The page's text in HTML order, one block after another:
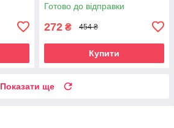
Готово до відправки
272 ₴ 454 ₴
Купити
Показати ще